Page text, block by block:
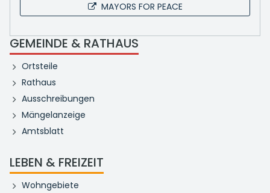
MAYORS FOR PEACE
GEMEINDE & RATHAUS
Ortsteile
Rathaus
Ausschreibungen
Mängelanzeige
Amtsblatt
LEBEN & FREIZEIT
Wohngebiete